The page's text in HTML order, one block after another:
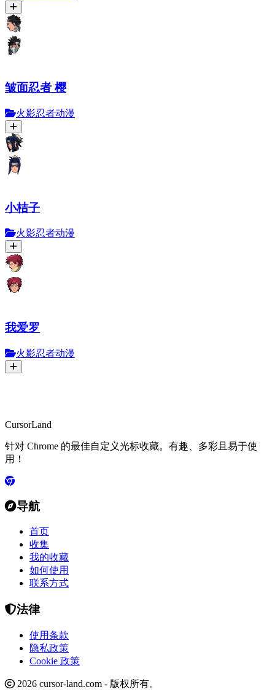
皱面忍者 樱
火影忍者动漫
小桔子
火影忍者动漫
我爱罗
火影忍者动漫
CursorLand
针对 Chrome 的最佳自定义光标收藏。有趣、多彩且易于使
用！
导航
首页
收集
我的收藏
如何使用
联系方式
法律
使用条款
隐私政策
Cookie 政策
2026 cursor-land.com - 版权所有。